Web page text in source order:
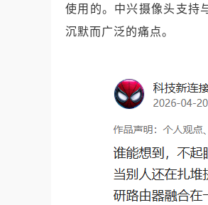
使用的。中兴摄像头支持
沉默而广泛的痛点。